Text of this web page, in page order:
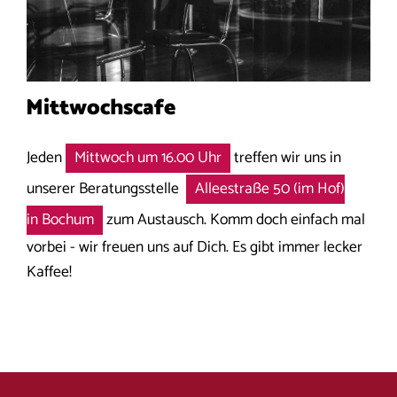
Mittwochscafe
Jeden Mittwoch um 16.00 Uhr treffen wir uns in
unserer Beratungsstelle
Alleestraße 50 (im Hof)
in Bochum zum Austausch. Komm doch einfach mal
vorbei - wir freuen uns auf Dich. Es gibt immer lecker
Kaffee!